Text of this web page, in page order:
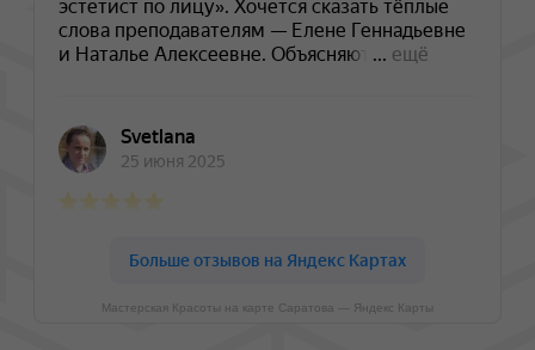
Мастерская Красоты на карте Саратова — Яндекс Карты